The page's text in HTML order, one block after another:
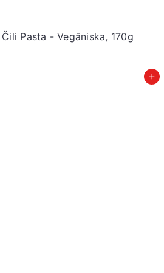
Pasta - Vegāniska, 170g
Pievienot grozam